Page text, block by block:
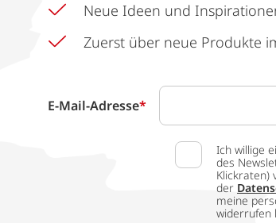
Neue Ideen und
Zuerst über neue Produkte
E-Mail-Adresse*
Ich willige
des
Klickraten)
der
meine
widerrufen